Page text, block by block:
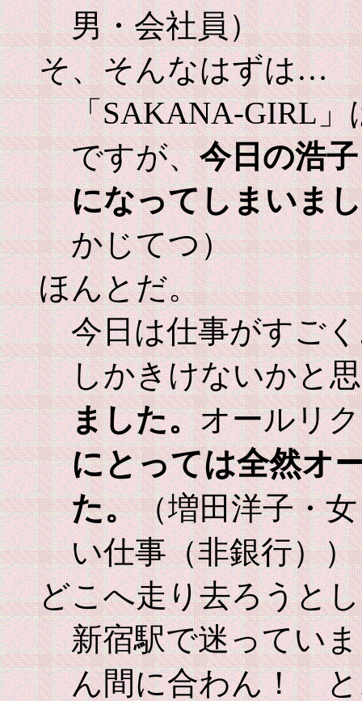
男・会社員）
そ、そんなはずは…
「SAKANA-GIRL
ですが、今日の浩
になってしまいま
かじてつ）
ほんとだ。
今日は仕事がすご
しかきけないかと
ました。オールリ
にとっては全然オ
た。（増田洋子・
い仕事（非銀行））
どこへ走り去ろうと
新宿駅で迷ってい
ん間に合わん！ と